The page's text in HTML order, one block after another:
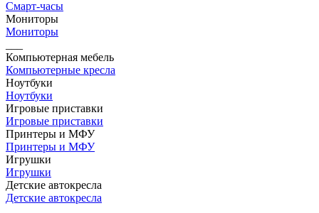
Смарт-часы
Мониторы
Мониторы
Компьютерная мебель
Компьютерные кресла
Ноутбуки
Ноутбуки
Игровые приставки
Игровые приставки
Принтеры и МФУ
Принтеры и МФУ
Игрушки
Игрушки
Детские автокресла
Детские автокресла